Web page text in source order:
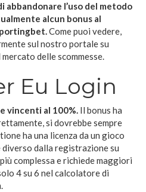
abbandonare l’uso del metodo
alcun bonus al
Come puoi vedere,
sul nostro portale su
delle scommesse.
Eu Login
vincenti al 100%. Il bonus ha
si dovrebbe sempre
ha una licenza da un gioco
dalla registrazione su
complessa e richiede maggiori
4 su 6 nel calcolatore di